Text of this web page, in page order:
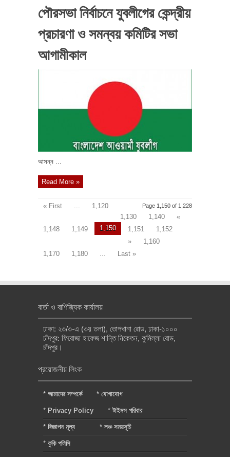
পৌরসভা নির্বাচনে যুবলীগের কেন্দ্রীয়
প্রচারণা ও সমন্বয় কমিটির সভা
আগামীকাল
আসন্ন ...
Read More »
Page 1,150 of 1,228
« First
1,120
1,130
1,140
«
1,148
1,149 1,150 1,151
1,152
»
1,160
1,170
1,180 Last »
বার্তা ও বাণিজ্যিক কার্যালয়
ঢাকা: ২৩/৩-এ (৩য় তলা), তোপখানা রোড, ঢাকা-১০০০
চাঁদপুর: ফিরোজা হাফেজ শান্তি নিকেতন, কুমিল্লা রোড,
চাঁদপুর।
প্রয়োজনীয় লিংক
* আমাদের সম্পর্কে * যোগাযোগ
* Privacy Policy *টাইমস পরিবার
* বিজ্ঞাপন মূল্য * লঞ্চ সময়সূচি
* কুকি পলিসি